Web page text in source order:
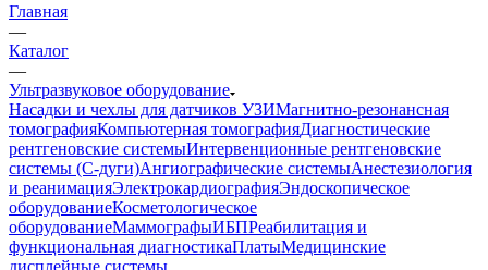
Главная
—
Каталог
—
Ультразвуковое оборудование
Насадки и чехлы для датчиков УЗИМагнитно-резонансная
томографияКомпьютерная томографияДиагностические
рентгеновские системыИнтервенционные рентгеновские
системы (С-дуги)Ангиографические системыАнестезиология
и реанимацияЭлектрокардиографияЭндоскопическое
оборудованиеКосметологическое
оборудованиеМаммографыИБПРеабилитация и
функциональная диагностикаПлатыМедицинские
дисплейные системы